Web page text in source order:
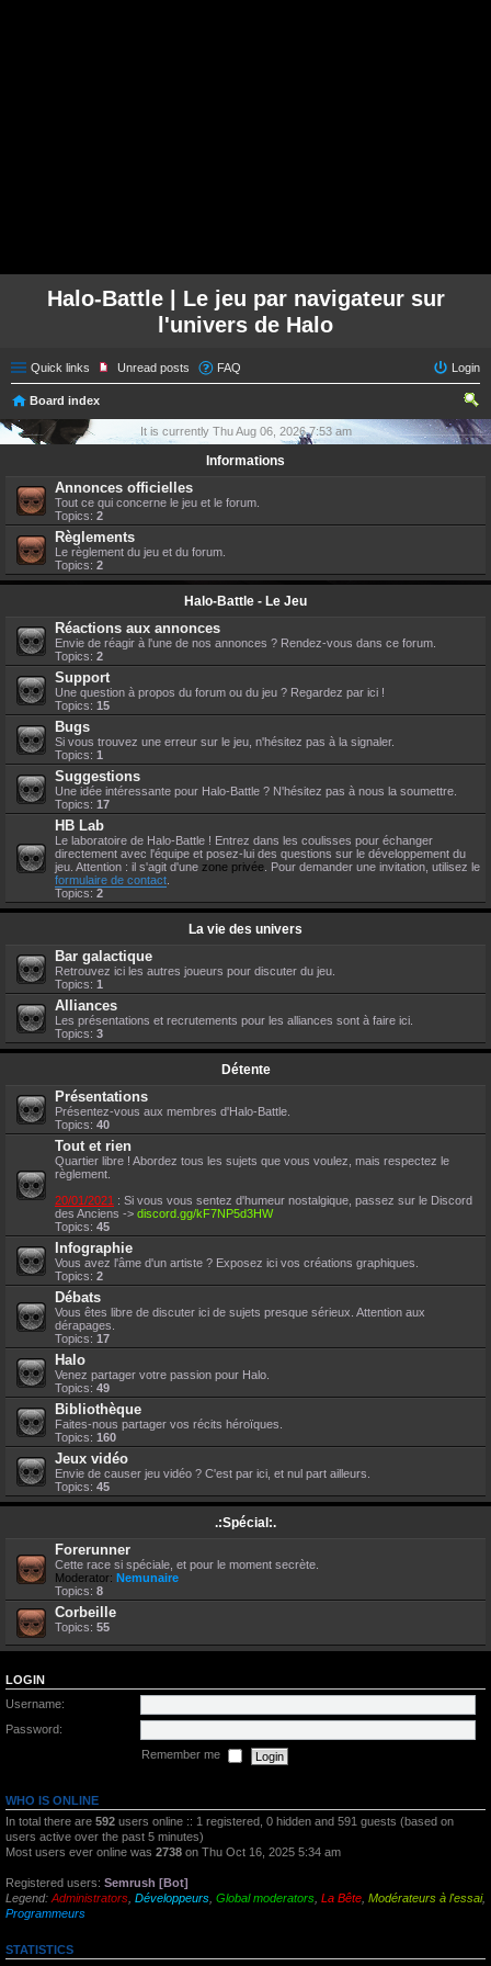
Halo-Battle | Le jeu par navigateur sur
l'univers de Halo
Quick links Unread posts FAQ Login
Board index
ear
It is currently Thu Aug 06, 2026 7:53 am
Informations
Annonces officielles
Tout ce qui concerne le jeu et le forum.
Topics: 2
Règlements
Le règlement du jeu et du forum.
Topics: 2
Halo-Battle - Le Jeu
Réactions aux annonces
Envie de réagir à l'une de nos annonces ? Rendez-vous dans ce forum.
Topics: 2
Support
Une question à propos du forum ou du jeu ? Regardez par ici !
Topics: 15
Bugs
Si vous trouvez une erreur sur le jeu, n'hésitez pas à la signaler.
Topics: 1
Suggestions
Une idée intéressante pour Halo-Battle ? N'hésitez pas à nous la soumettre.
Topics: 17
HB Lab
Le laboratoire de Halo-Battle ! Entrez dans les coulisses pour échanger
directement avec l'équipe et posez-lui des questions sur le développement du
jeu. Attention : il s'agit d'une zone privée . Pour demander une invitation, utilisez le
formulaire de contact
Topics: 2
La vie des univers
Bar galactique
Retrouvez ici les autres joueurs pour discuter du jeu.
Topics: 1
Alliances
Les présentations et recrutements pour les alliances sont à faire ici.
Topics: 3
Détente
Présentations
Présentez-vous aux membres d'Halo-Battle.
Topics: 40
Tout et rien
Quartier libre ! Abordez tous les sujets que vous voulez, mais respectez le
règlement.
20/01/2021 : Si vous vous sentez d'humeur nostalgique, passez sur le Discord
des Anciens -> discord.gg/kF7NP5d3HW
Topics: 45
Infographie
Vous avez l'âme d'un artiste ? Exposez ici vos créations graphiques.
Topics: 2
Débats
Vous êtes libre de discuter ici de sujets presque sérieux. Attention aux
dérapages.
Topics: 17
Halo
Venez partager votre passion pour Halo.
Topics: 49
Bibliothèque
Faites-nous partager vos récits héroïques.
Topics: 160
Jeux vidéo
Envie de causer jeu vidéo ? C'est par ici, et nul part ailleurs.
Topics: 45
.:Spécial:.
Forerunner
Cette race si spéciale, et pour le moment secrète.
Moderator: Nemunaire
Topics: 8
Corbeille
Topics: 55
LOGIN
Username:
Password:
Remember me
WHO IS ONLINE
In total there are 592 users online :: 1 registered, 0 hidden and 591 guests (based on
users active over the past 5 minutes)
Most users ever online was 2738 on Thu Oct 16, 2025 5:34 am
Registered users: Semrush [Bot]
Legend: Administrators Développeurs Global moderators La Bête Modérateurs à l'essai,
Programmeurs
STATISTICS